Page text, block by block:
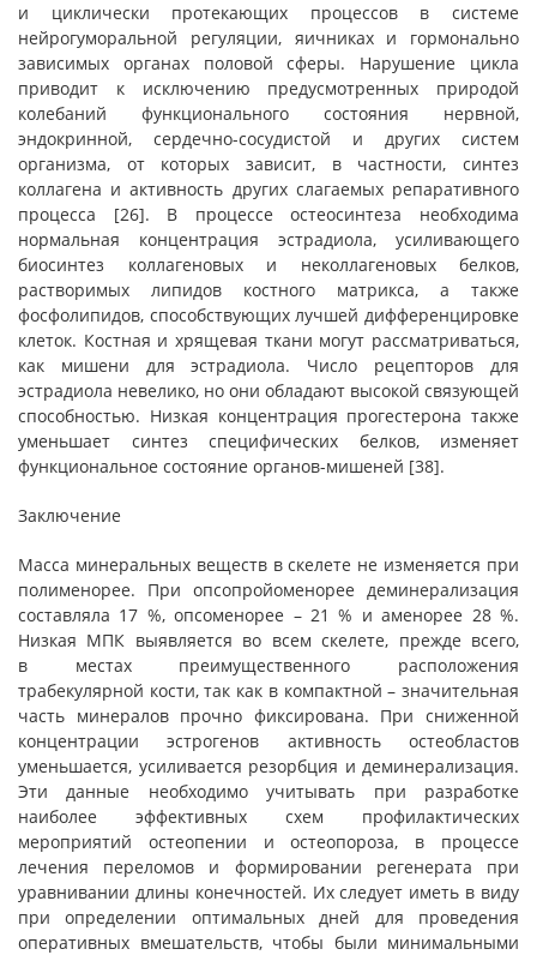
и циклически протекающих процессов в системе
нейрогуморальной регуляции, яичниках и гормонально
зависимых органах половой сферы. Нарушение цикла
приводит к исключению предусмотренных природой
колебаний функционального состояния нервной,
эндокринной, сердечно-сосудистой и других систем
организма, от которых зависит, в частности, синтез
коллагена и активность других слагаемых репаративного
процесса [26]. В процессе остеосинтеза необходима
нормальная концентрация эстрадиола, усиливающего
биосинтез коллагеновых и неколлагеновых белков,
растворимых липидов костного матрикса, а также
фосфолипидов, способствующих лучшей дифференцировке
клеток. Костная и хрящевая ткани могут рассматриваться,
как мишени для эстрадиола. Число рецепторов для
эстрадиола невелико, но они обладают высокой связующей
способностью. Низкая концентрация прогестерона также
уменьшает синтез специфических белков, изменяет
функциональное состояние органов-мишеней [38].
Заключение
Масса минеральных веществ в скелете не изменяется при
полименорее. При опсопройоменорее деминерализация
составляла 17 %, опсоменорее – 21 % и аменорее 28 %.
Низкая МПК выявляется во всем скелете, прежде всего,
в местах преимущественного расположения
трабекулярной кости, так как в компактной – значительная
часть минералов прочно фиксирована. При сниженной
концентрации эстрогенов активность остеобластов
уменьшается, усиливается резорбция и деминерализация.
Эти данные необходимо учитывать при разработке
наиболее эффективных схем профилактических
мероприятий остеопении и остеопороза, в процессе
лечения переломов и формировании регенерата при
уравнивании длины конечностей. Их следует иметь в виду
при определении оптимальных дней для проведения
оперативных вмешательств, чтобы были минимальными